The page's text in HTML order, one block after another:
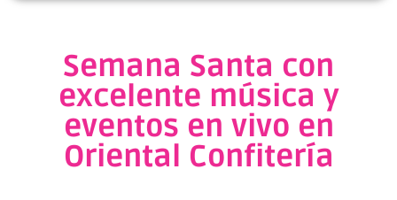
Semana Santa con
excelente música y
eventos en vivo en
Oriental Confitería